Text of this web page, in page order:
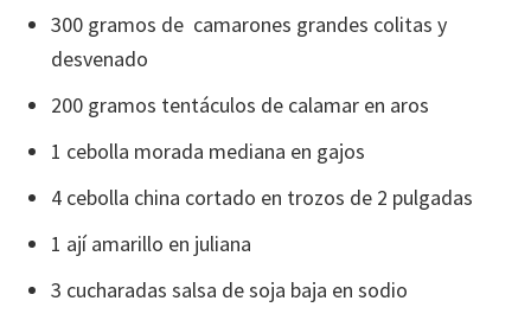
300 gramos de camarones grandes colitas y
desvenado
200 gramos tentáculos de calamar en aros
1 cebolla morada mediana en gajos
4 cebolla china cortado en trozos de 2 pulgadas
1 ají amarillo en juliana
3 cucharadas salsa de soja baja en sodio